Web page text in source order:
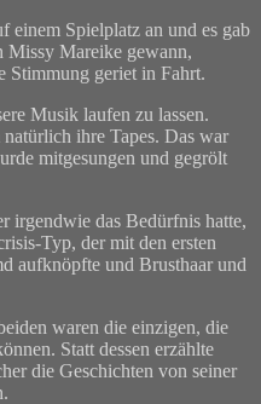
einem Spielplatz an und es gab
Missy Mareike gewann,
geriet in Fahrt.
Musik laufen zu lassen.
ihre Tapes. Das war
mitgesungen und gegrölt
irgendwie das Bedürfnis hatte,
Typ, der mit den ersten
aufknöpfte und Brusthaar und
waren die einzigen, die
Statt dessen erzählte
die Geschichten von seiner